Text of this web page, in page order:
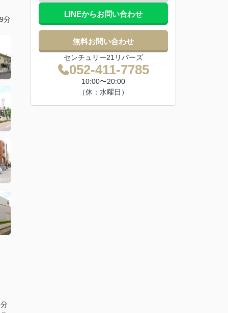
分
LINEからお問い合わせ
無料お問い合わせ
センチュリー21リバーズ
052-411-7785
10:00〜20:00
（休：水曜日）